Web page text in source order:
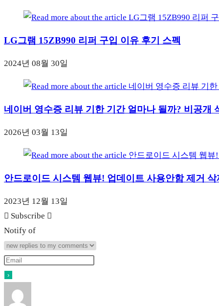
LG그램 15ZB990 리퍼 구입 이유 후기 스펙
2024년 08월 30일
네이버 영수증 리뷰 기한 기간 얼마나 될까? 비공개
2026년 03월 13일
안드로이드 시스템 웹뷰! 업데이트 사용안함 제거 삭
2023년 12월 13일
Subscribe
Notify of